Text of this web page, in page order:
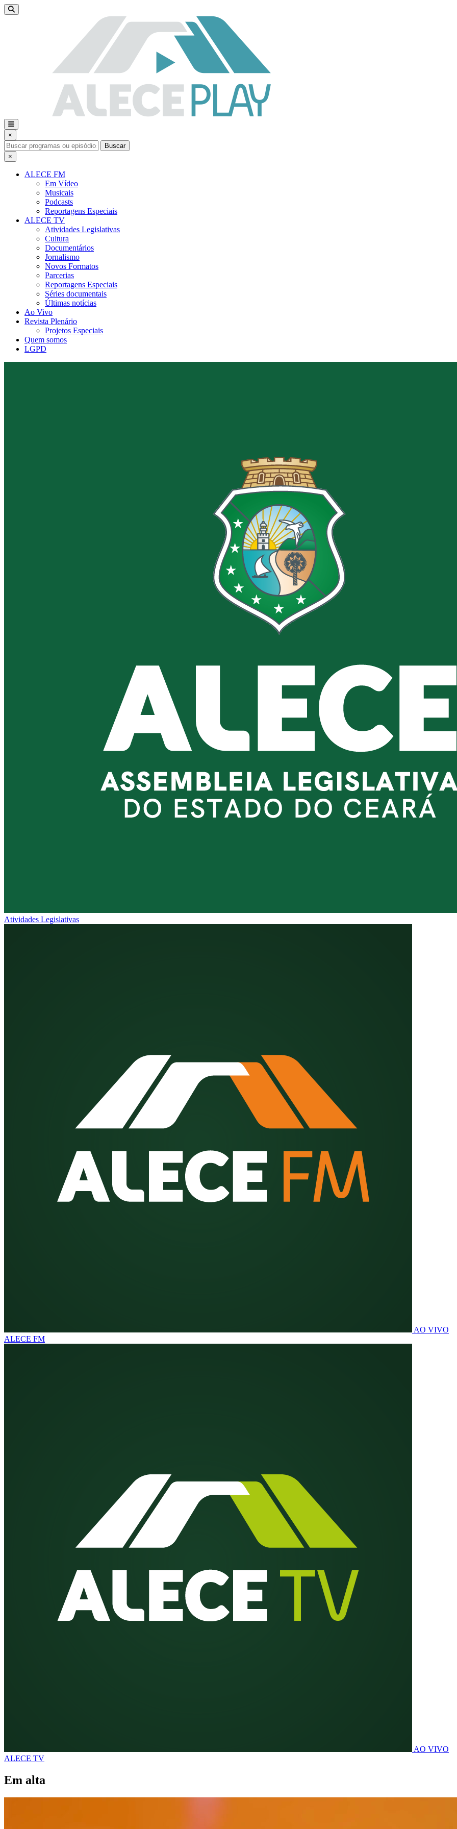
×
Buscar
×
ALECE FM
Em Vídeo
Musicais
Podcasts
Reportagens Especiais
ALECE TV
Atividades Legislativas
Cultura
Documentários
Jornalismo
Novos Formatos
Parcerias
Reportagens Especiais
Séries documentais
Últimas notícias
Ao Vivo
Revista Plenário
Projetos Especiais
Quem somos
LGPD
Atividades Legislativas
AO VIVO
ALECE FM
AO VIVO
ALECE TV
Em alta